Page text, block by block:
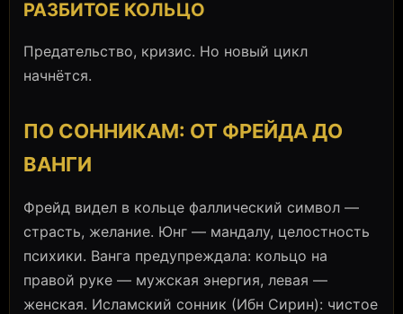
РАЗБИТОЕ КОЛЬЦО
Предательство, кризис. Но новый цикл
начнётся.
ПО СОННИКАМ: ОТ ФРЕЙДА ДО
ВАНГИ
Фрейд видел в кольце фаллический символ —
страсть, желание. Юнг — мандалу, целостность
психики. Ванга предупреждала: кольцо на
правой руке — мужская энергия, левая —
женская. Исламский сонник (Ибн Сирин): чистое